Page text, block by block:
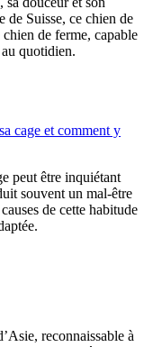
de Suisse, ce chien de
de ferme, capable
quotidien.
cage et comment y
peut être inquiétant
souvent un mal-être
de cette habitude
reconnaissable à